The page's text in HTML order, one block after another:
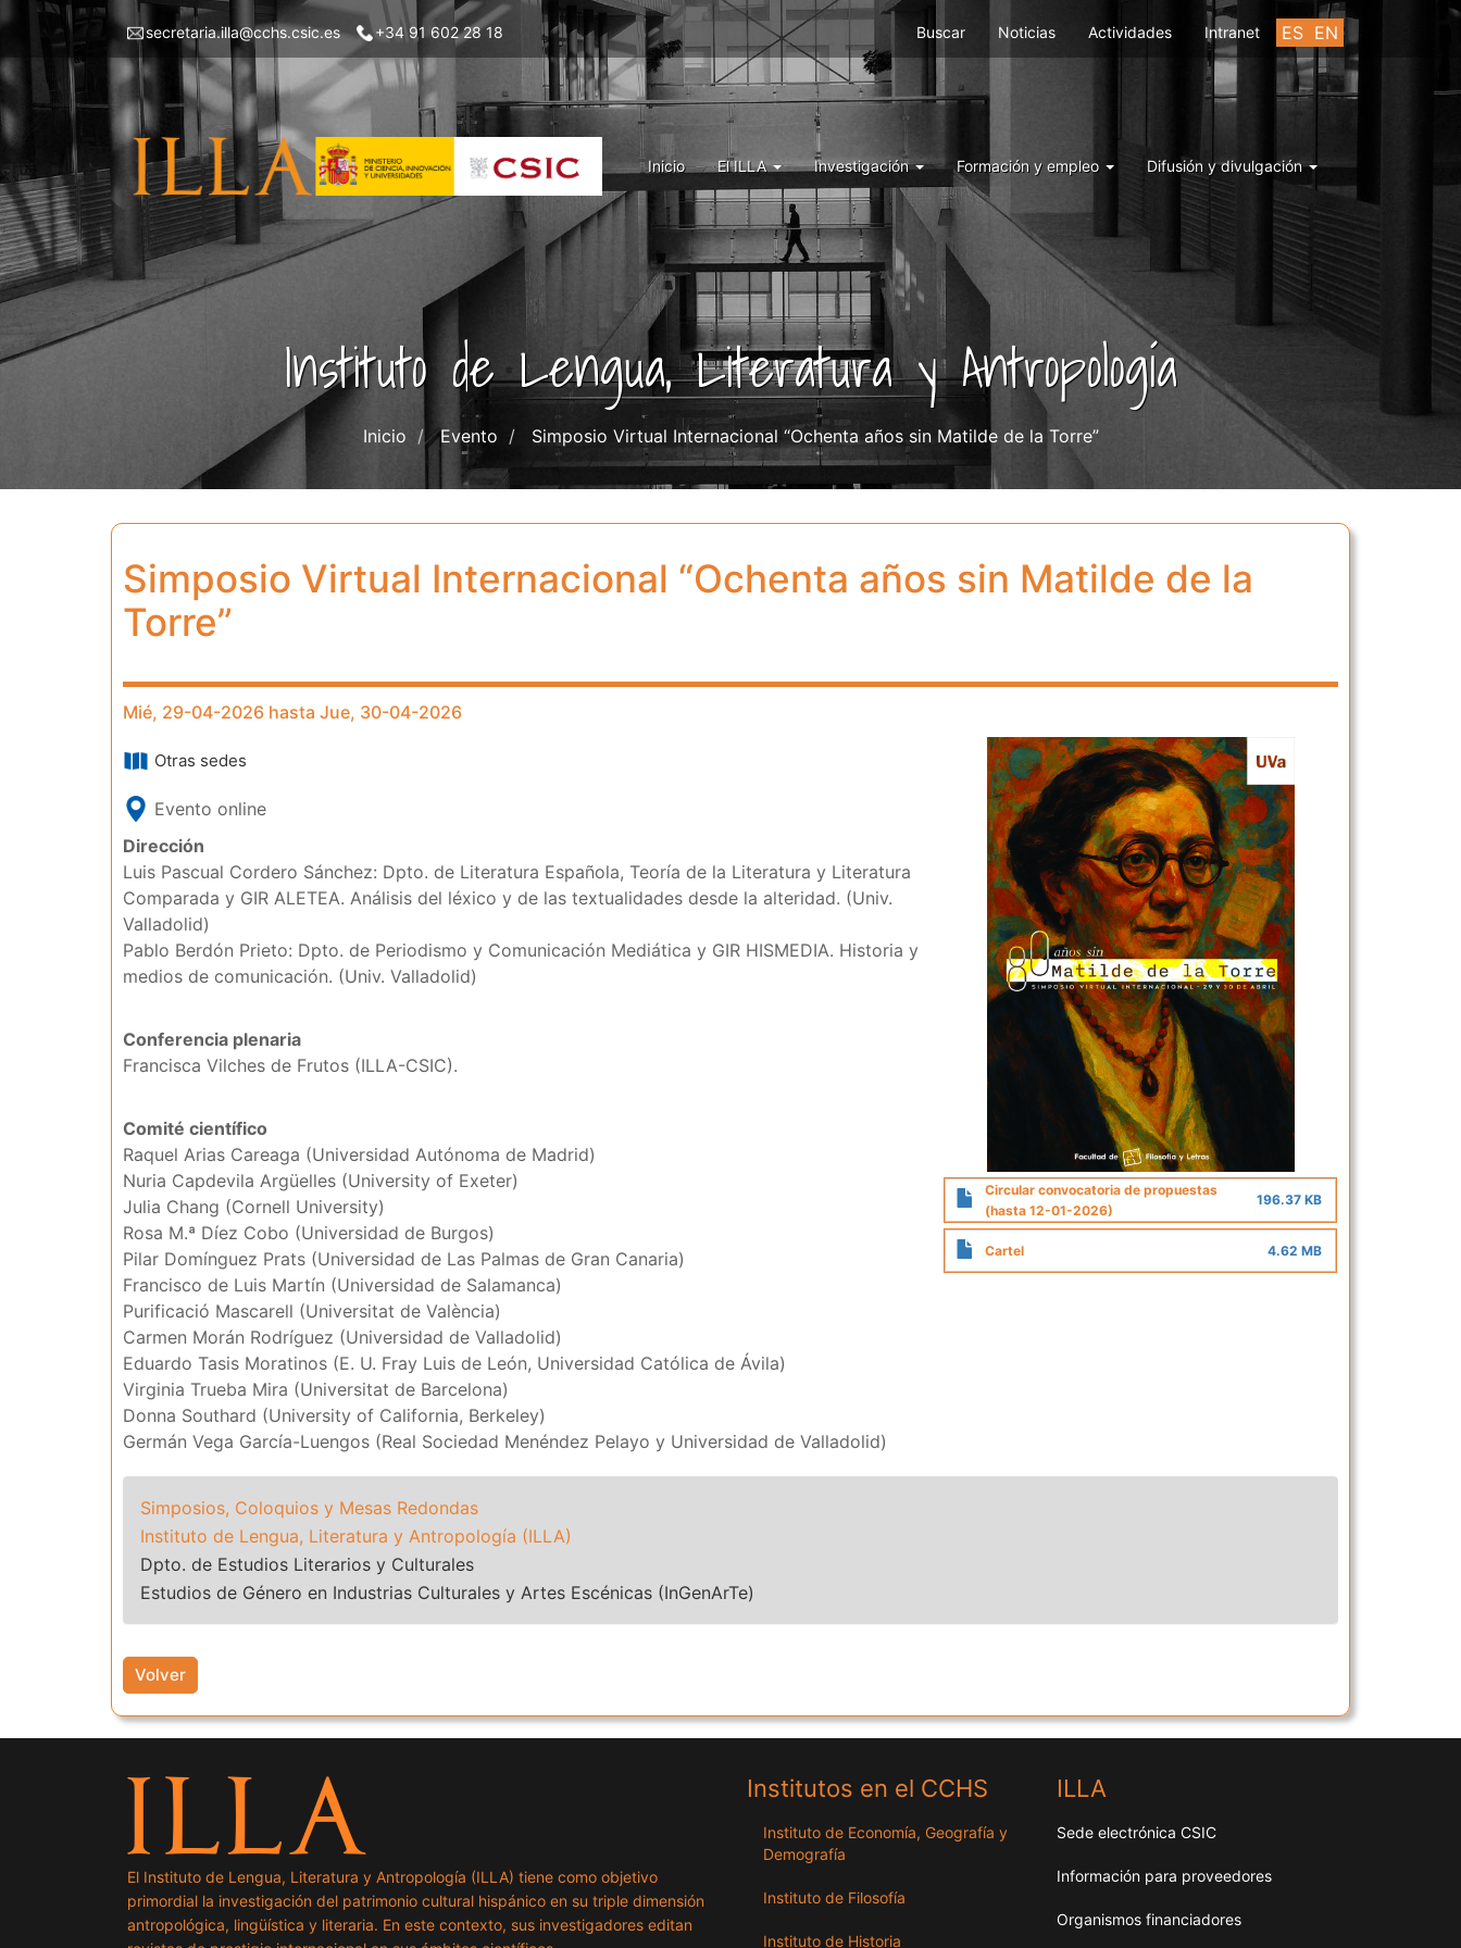
Pasar
contenido
principal
Menu
left
ILLA
secretaria.illa@cchs.csic.es +34 91 602 28 18 ES EN
Menu
right
ILLA
Buscar Noticias Actividades Intranet
Inicio El ILLA Investigación Formación y empleo Difusión y divulgación
Instituto de Lengua, Literatura y Antropología
Inicio Evento Simposio Virtual Internacional “Ochenta años sin Matilde de la Torre”
Simposio Virtual Internacional “Ochenta años sin Matilde de la
Torre”
Mié, 29-04-2026 hasta Jue, 30-04-2026
Otras sedes
Evento online
Dirección
Luis Pascual Cordero Sánchez: Dpto. de Literatura Española, Teoría de la Literatura y Literatura
Comparada y GIR ALETEA. Análisis del léxico y de las textualidades desde la alteridad. (Univ.
Valladolid)
Pablo Berdón Prieto: Dpto. de Periodismo y Comunicación Mediática y GIR HISMEDIA. Historia y
medios de comunicación. (Univ. Valladolid)
Conferencia plenaria
Francisca Vilches de Frutos (ILLA-CSIC).
Comité científico
Raquel Arias Careaga (Universidad Autónoma de Madrid)
Nuria Capdevila Argüelles (University of Exeter)
Julia Chang (Cornell University)
Rosa M.ª Díez Cobo (Universidad de Burgos)
Pilar Domínguez Prats (Universidad de Las Palmas de Gran Canaria)
Francisco de Luis Martín (Universidad de Salamanca)
Purificació Mascarell (Universitat de València)
Carmen Morán Rodríguez (Universidad de Valladolid)
Eduardo Tasis Moratinos (E. U. Fray Luis de León, Universidad Católica de Ávila)
Virginia Trueba Mira (Universitat de Barcelona)
Donna Southard (University of California, Berkeley)
Germán Vega García-Luengos (Real Sociedad Menéndez Pelayo y Universidad de Valladolid)
Circular convocatoria de propuestas
(hasta 12-01-2026)
196.37 KB
Cartel 4.62 MB
Simposios, Coloquios y Mesas Redondas
Instituto de Lengua, Literatura y Antropología (ILLA)
Dpto. de Estudios Literarios y Culturales
Estudios de Género en Industrias Culturales y Artes Escénicas (InGenArTe)
Volver
El Instituto de Lengua, Literatura y Antropología (ILLA) tiene como objetivo
primordial la investigación del patrimonio cultural hispánico en su triple dimensión
antropológica, lingüística y literaria. En este contexto, sus investigadores editan
Institutos en el CCHS
Instituto de Economía, Geografía y
Demografía
Instituto de Filosofía
Instituto de Historia
ILLA
Sede electrónica CSIC
Información para proveedores
Organismos financiadores